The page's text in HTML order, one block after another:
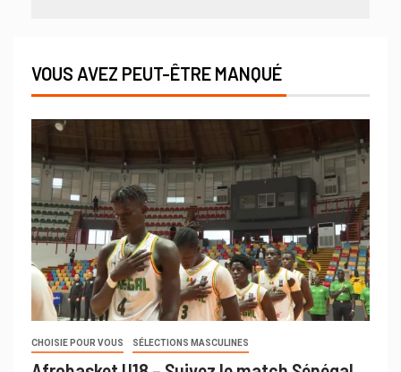
VOUS AVEZ PEUT-ÊTRE MANQUÉ
CHOISIE POUR VOUS SÉLECTIONS MASCULINES